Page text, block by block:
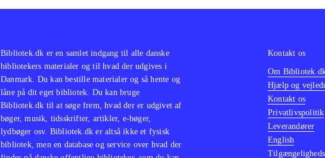
Bibliotek.dk er en samlet indgang til alle danske
bibliotekers materialer og til hvad der udgives i
Danmark. Du kan bestille materialer og så hente og
låne på dit eget bibliotek. Du kan bruge
Bibliotek.dk til at søge frem, hvad der er udgivet af
bøger, musik, tidsskrifter, artikler, e-bøger,
lydbøger osv. Bibliotek.dk er altså ikke et fysisk
bibliotek, men en database og service over hvad der
Kontakt os
Om
Hjælp og
Kontakt os
Privatlivspolitik
Leverandører
English